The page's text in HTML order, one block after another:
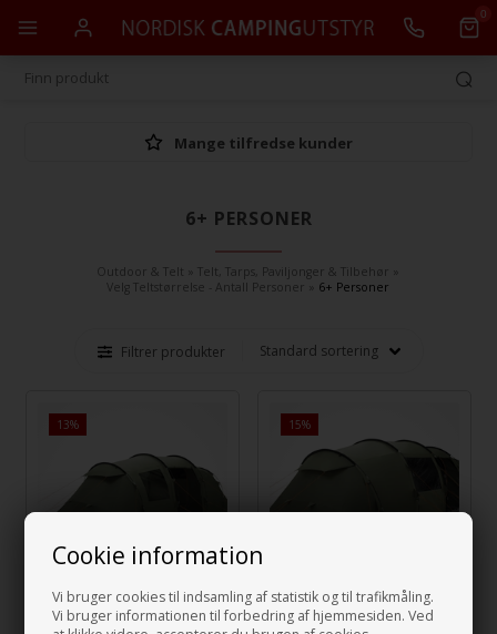
Cookie information
Vi bruger cookies til indsamling af statistik og til trafikmåling.
Vi bruger informationen til forbedring af hjemmesiden. Ved
0
Mange tilfredse kunder
6+ PERSONER
Outdoor & Telt Telt, Tarps, Paviljonger & Tilbehør
Velg Teltstørrelse - Antall Personer
6+ Personer
Filtrer produkter
13%
Easy Camp - Leka
15%
Easy Camp - Leka